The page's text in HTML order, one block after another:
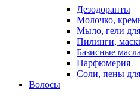
Дезодоранты
Молочко,
Мыло, гели
Пилинги,
Базисные масла
Парфюмерия
Соли, пены
Волосы